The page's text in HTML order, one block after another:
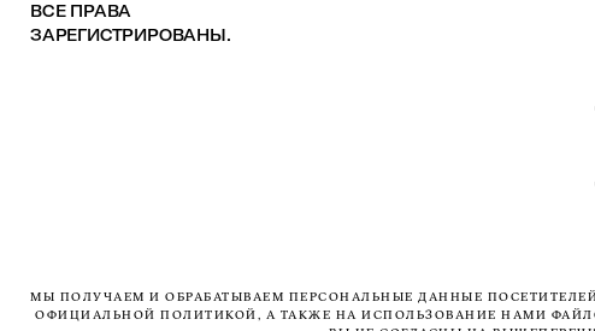
ВСЕ ПРАВА
ЗАРЕГИСТРИРОВАНЫ.
МЫ ПОЛУЧАЕМ И ОБРАБАТЫВАЕМ ПЕРСОНАЛЬНЫЕ ДАННЫЕ
ОФИЦИАЛЬНОЙ ПОЛИТИКОЙ, А ТАКЖЕ НА ИСПОЛЬЗОВАНИЕ НАМИ